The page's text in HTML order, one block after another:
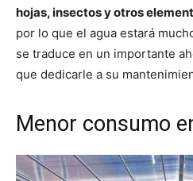
hojas, insectos y otros
por lo que el agua estará
se traduce en un importante
que dedicarle a su
Menor consumo